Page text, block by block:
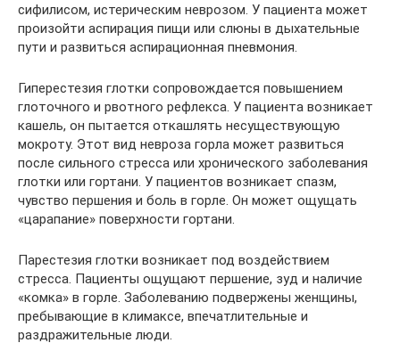
сифилисом, истерическим неврозом. У пациента может
произойти аспирация пищи или слюны в дыхательные
пути и развиться аспирационная пневмония.
Гиперестезия глотки сопровождается повышением
глоточного и рвотного рефлекса. У пациента возникает
кашель, он пытается откашлять несуществующую
мокроту. Этот вид невроза горла может развиться
после сильного стресса или хронического заболевания
глотки или гортани. У пациентов возникает спазм,
чувство першения и боль в горле. Он может ощущать
«царапание» поверхности гортани.
Парестезия глотки возникает под воздействием
стресса. Пациенты ощущают першение, зуд и наличие
«комка» в горле. Заболеванию подвержены женщины,
пребывающие в климаксе, впечатлительные и
раздражительные люди.